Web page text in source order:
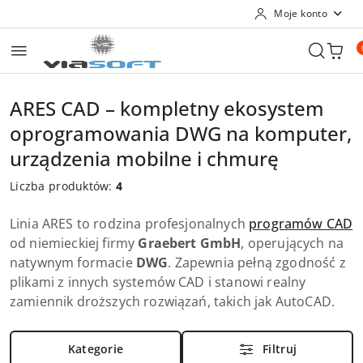
Moje konto
ARES CAD – kompletny ekosystem
oprogramowania DWG na komputer,
urządzenia mobilne i chmurę
Liczba produktów:4
Linia ARES to rodzina profesjonalnych programów CAD
od niemieckiej firmy Graebert GmbH, operujących na
natywnym formacie DWG. Zapewnia pełną zgodność z
plikami z innych systemów CAD i stanowi realny
zamiennik droższych rozwiązań, takich jak AutoCAD.
Kategorie Filtruj